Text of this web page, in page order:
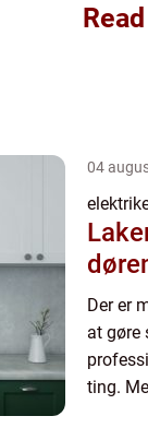
04
Der er
at gøre
ting.